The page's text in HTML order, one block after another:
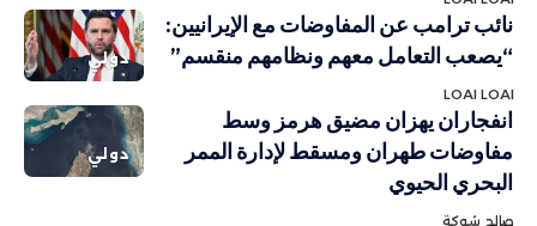
دولي
نائب ترامب عن المفاوضات مع الإيرانيين:
“يصعب التعامل معهم ونظامهم منقسم”
LOAI LOAI
دولي
انفجاران يهزان مضيق هرمز وسط
مفاوضات طهران ومسقط لإدارة الممر
البحري الحيوي
صالح شوكة